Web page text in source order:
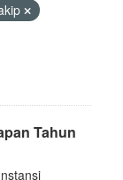
Tahun